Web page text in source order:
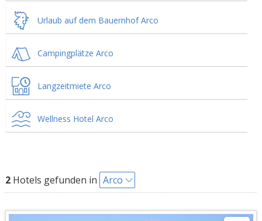
Urlaub auf dem Bauernhof Arco
Campingplätze Arco
Langzeitmiete Arco
Wellness Hotel Arco
2Hotels gefunden in Arco